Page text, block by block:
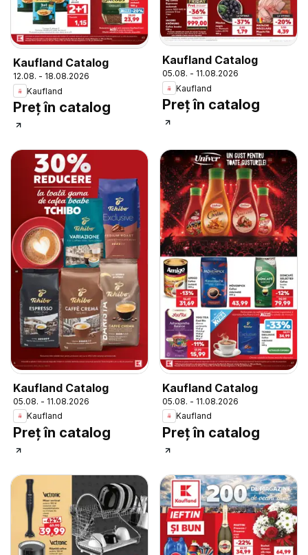
Kaufland Catalog
12.08. - 18.08.2026
Kaufland
Preț în catalog
Kaufland Catalog
05.08. - 11.08.2026
Kaufland
Preț în catalog
Kaufland Catalog
05.08. - 11.08.2026
Kaufland
Preț în catalog
Kaufland Catalog
05.08. - 11.08.2026
Kaufland
Preț în catalog